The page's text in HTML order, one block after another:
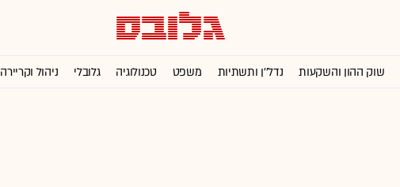
שוק ההון והשקעות נדל''ן ותשתיות משפט טכנולוגיה גלובלי ניהול וקריירה